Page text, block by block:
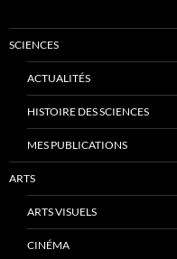
SCIENCES
ACTUALITÉS
HISTOIRE DES SCIENCES
MES PUBLICATIONS
ARTS
ARTS VISUELS
CINÉMA